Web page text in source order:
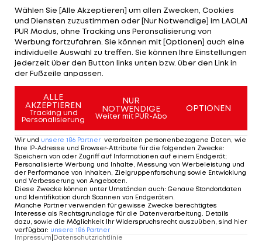
fabrizierte der 32-Jährige jedoch einen Lapsus,
der ihn vermutlich rund eine halbe Million Dollar
Preisgeld kostete: Aus dem Pinienwald heraus
wasserte Straka seinen Versuch - ein Kormoran,
den der Ball am Ufer traf, hätte den Strafschlag
beinahe verhindert. Am Ende stand auch hier ein
Doppelbogey zu Buche, was den ÖGV-Spieler auf
den geteilten achten Platz zurückfallen ließ.
Dieser ist dennoch sein bestes Resultat beim
inoffiziellen fünftenGolf-Major. Vor vier Jahren
war Straka im TPC Sawgrass bereits einmal
Neunter, im Vorjahr 14. In der PGA-Saisonwertung
schob sich der vierfache Toursieger auf Rang neun
vor, in der Weltrangliste ist er Elfter.
Wählen Sie [Alle Akzeptieren] um allen Zwecken, Cookies
und Diensten zuzustimmen oder [Nur Notwendige] im LAOLA1
PUR Modus, ohne Tracking uns Peronsalisierung von
Werbung fortzufahren. Sie können mit [Optionen] auch eine
individuelle Auswahl zu treffen. Sie können Ihre Einstellungen
jederzeit über den Button links unten bzw. über den Link in
der Fußzeile anpassen.
ALLE
AKZEPTIEREN
Tracking und
Personalisierung
NUR
NOTWENDIGE
Weiter mit PUR-Abo
OPTIONEN
Wir und unsere 186 Partner verarbeiten personenbezogene Daten, wie
Ihre IP-Adresse und Browser-Attribute für die folgenden Zwecke:
Speichern von oder Zugriff auf Informationen auf einem Endgerät;
Personalisierte Werbung und Inhalte, Messung von Werbeleistung und
der Performance von Inhalten, Zielgruppenforschung sowie Entwicklung
und Verbesserung von Angeboten
Diese Zwecke können unter Umständen auch: Genaue Standortdaten
und Identifikation durch Scannen von Endgeräten
Manche Partner verwenden für gewisse Zwecke berechtigtes
Interesse als Rechtsgrundlage für die Datenverarbeitung. Details
dazu, sowie die Möglichkeit Ihr Widerspruchsrecht auszuüben, sind hier
verfügbar: unsere 186 Partner
Impressum|Datenschutzrichtlinie